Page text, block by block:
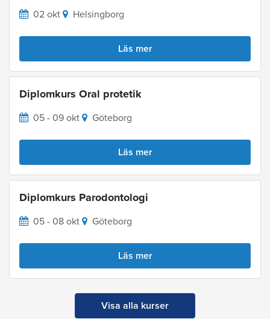
02 okt Helsingborg
Läs mer
Diplomkurs Oral protetik
05 - 09 okt Göteborg
Läs mer
Diplomkurs Parodontologi
05 - 08 okt Göteborg
Läs mer
Visa alla kurser